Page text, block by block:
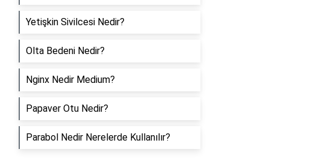
Yetişkin Sivilcesi Nedir?
Olta Bedeni Nedir?
Nginx Nedir Medium?
Papaver Otu Nedir?
Parabol Nedir Nerelerde Kullanılır?